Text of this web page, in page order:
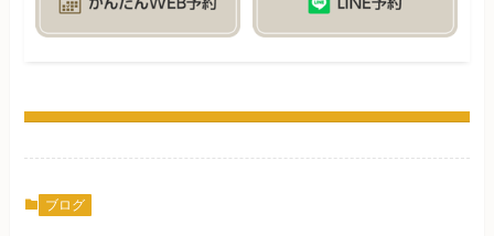
ブログ